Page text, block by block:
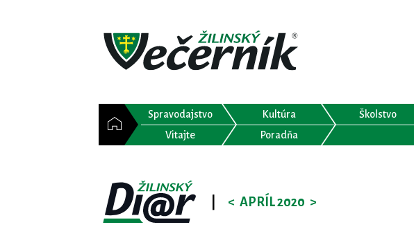
Spravodajstvo Kultúra Školstvo
Vitajte
Poradňa
< APRÍL 2020 >